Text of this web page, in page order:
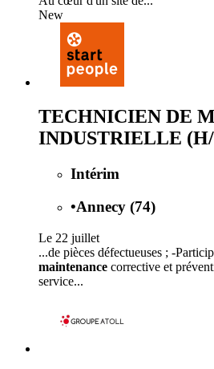
New
TECHNICIEN DE
INDUSTRIELLE
Intérim
•Annecy (74)
Le 22 juillet
...de pièces défectueuses ; -
maintenance corrective et
service...